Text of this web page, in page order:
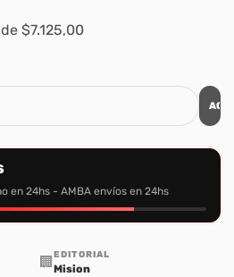
$7.125,00
en 24hs - AMBA envíos en 24hs
🏢 EDITORIAL
Mision